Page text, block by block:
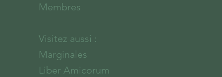
Membres
Visitez aussi :
Marginales
Liber Amicorum